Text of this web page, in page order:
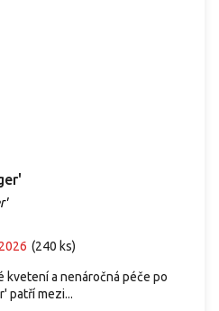
(240 ks)
a nenáročná péče po
patří mezi...